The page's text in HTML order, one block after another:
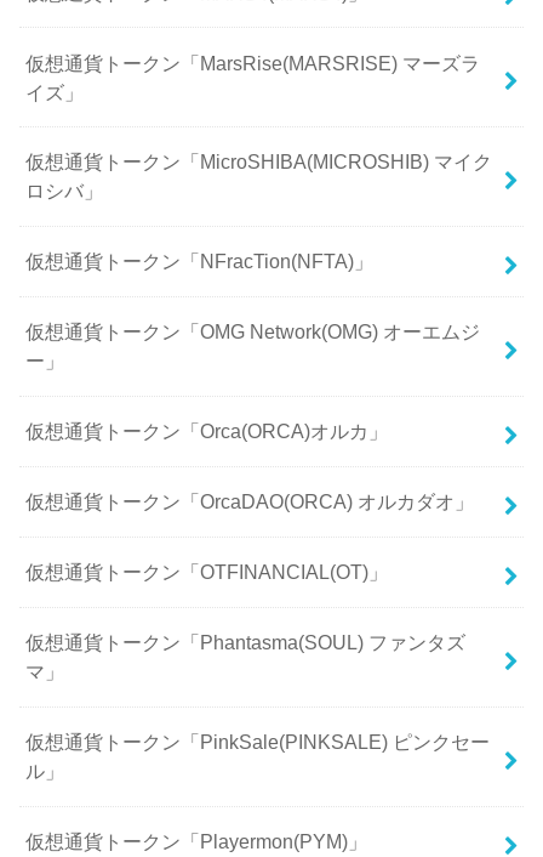
仮想通貨トークン「MarsRise(MARSRISE) マーズラ
イズ」
仮想通貨トークン「MicroSHIBA(MICROSHIB) マイク
ロシバ」
仮想通貨トークン「NFracTion(NFTA)」
仮想通貨トークン「OMG Network(OMG) オーエムジ
ー」
仮想通貨トークン「Orca(ORCA)オルカ」
仮想通貨トークン「OrcaDAO(ORCA) オルカダオ」
仮想通貨トークン「OTFINANCIAL(OT)」
仮想通貨トークン「Phantasma(SOUL) ファンタズ
マ」
仮想通貨トークン「PinkSale(PINKSALE) ピンクセー
ル」
仮想通貨トークン「Playermon(PYM)」